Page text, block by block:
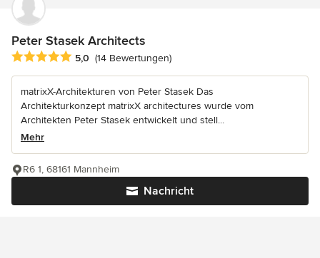
Peter Stasek Architects
Durchschnittliche Bewertung: 5 von 5 Sternen
5,0 (14 Bewertungen)
matrixX-Architekturen von Peter Stasek Das
Architekturkonzept matrixX architectures wurde vom
Architekten Peter Stasek entwickelt und stell...
Mehr
Nachricht
R6 1, 68161 Mannheim